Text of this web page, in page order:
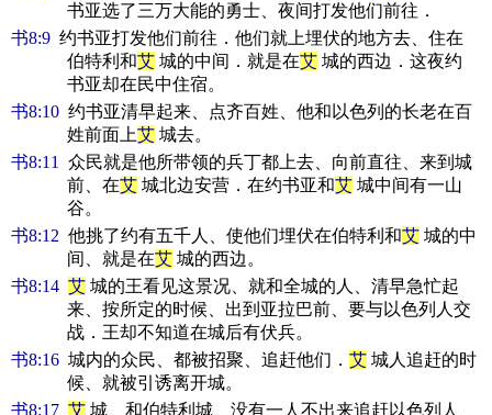
书亚选了三万大能的勇士、夜间打发他们前往．
书8:9 约书亚打发他们前往．他们就上埋伏的地方去、住在
伯特利和艾 城的中间．就是在艾 城的西边．这夜约
书亚却在民中住宿。
书8:10 约书亚清早起来、点齐百姓、他和以色列的长老在百
姓前面上艾 城去。
书8:11
众民就是他所带领的兵丁都上去、向前直往、来到城
前、在艾 城北边安营．在约书亚和艾 城中间有一山
谷。
书8:12 他挑了约有五千人、使他们埋伏在伯特利和艾 城的中
间、就是在艾 城的西边。
书8:14 艾 城的王看见这景况、就和全城的人、清早急忙起
来、按所定的时候、出到亚拉巴前、要与以色列人交
战．王却不知道在城后有伏兵。
书8:16 城内的众民、都被招聚、追赶他们． 艾 城人追赶的时
候、就被引诱离开城。
书8:17 艾 城、和伯特利城、没有一人不出来追赶以色列人